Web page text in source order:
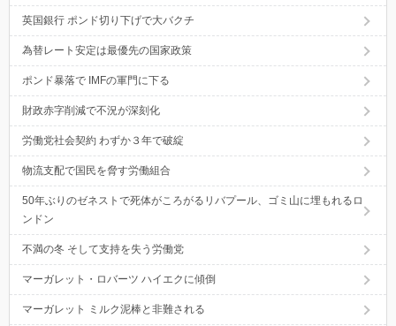
英国銀行 ポンド切り下げで大バクチ
為替レート安定は最優先の国家政策
ポンド暴落で IMFの軍門に下る
財政赤字削減で不況が深刻化
労働党社会契約 わずか３年で破綻
物流支配で国民を脅す労働組合
50年ぶりのゼネストで死体がころがるリバプール、ゴミ山に埋もれるロ
ンドン
不満の冬 そして支持を失う労働党
マーガレット・ロバーツ ハイエクに傾倒
マーガレット ミルク泥棒と非難される